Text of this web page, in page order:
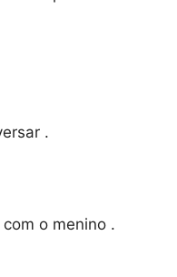
.
o menino .